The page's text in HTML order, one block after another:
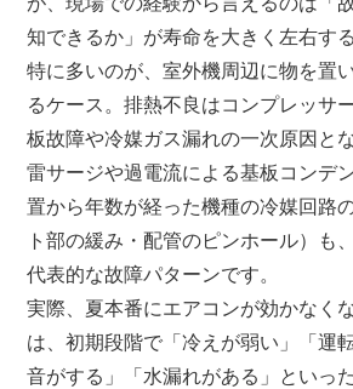
知できるか」が寿命を大きく左右す
特に多いのが、室外機周辺に物を置
るケース。排熱不良はコンプレッサ
板故障や冷媒ガス漏れの一次原因と
雷サージや過電流による基板コンデ
置から年数が経った機種の冷媒回路
ト部の緩み・配管のピンホール）も
代表的な故障パターンです。
実際、夏本番にエアコンが効かなく
は、初期段階で「冷えが弱い」「運
音がする」「水漏れがある」といっ